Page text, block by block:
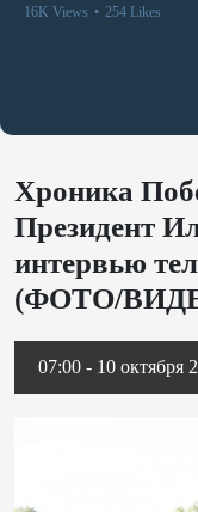
16K Views • 254 Likes
Хроника
Президент
интервью
(ФОТО/
07:00 - 10 октября